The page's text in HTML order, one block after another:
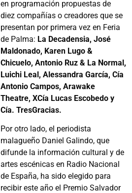
en programación propuestas de
diez compañías o creadores que se
presentan por primera vez en Feria
de Palma: La Decadensia, José
Maldonado, Karen Lugo &
Chicuelo, Antonio Ruz & La Normal,
Luichi Leal, Alessandra García, Cía
Antonio Campos, Arawake
Theatre, XCía Lucas Escobedo y
Cía. TresGracias.
Por otro lado, el periodista
malagueño Daniel Galindo, que
difunde la información cultural y de
artes escénicas en Radio Nacional
de España, ha sido elegido para
recibir este año el Premio Salvador